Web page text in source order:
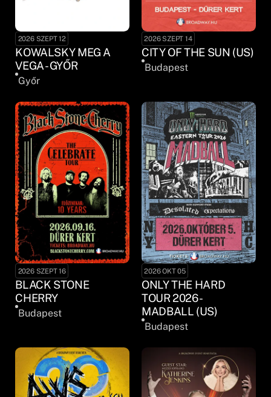
2026 SZEPT 12
KOWALSKY MEG A
VEGA - GYŐR
Győr
2026 SZEPT 14
CITY OF THE SUN (US)
Budapest
2026 SZEPT 16
BLACK STONE
CHERRY
Budapest
2026 OKT 05
ONLY THE HARD
TOUR 2026 -
MADBALL (US)
Budapest